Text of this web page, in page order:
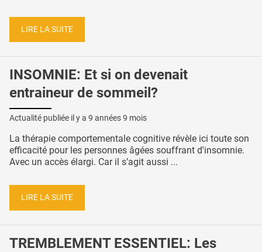
LIRE LA SUITE
INSOMNIE: Et si on devenait
entraineur de sommeil?
Actualité publiée il y a 9 années 9 mois
La thérapie comportementale cognitive révèle ici toute son
efficacité pour les personnes âgées souffrant d'insomnie.
Avec un accès élargi. Car il s’agit aussi ...
LIRE LA SUITE
TREMBLEMENT ESSENTIEL: Les